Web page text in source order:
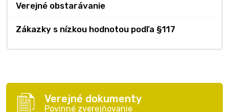
Verejné obstarávanie
Zákazky s nízkou hodnotou podľa §117
Verejné dokumenty
Povinné zverejňovanie